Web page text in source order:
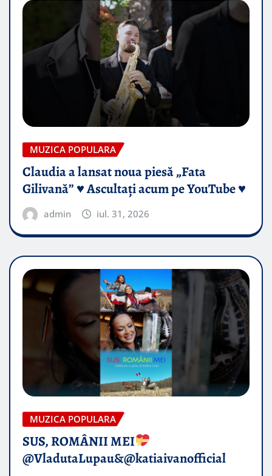
MUZICA POPULARA
Claudia a lansat noua piesă „Fata
Gilivană” ♥️ Ascultați acum pe YouTube ♥️
admin iul. 31, 2026
MUZICA POPULARA
SUS, ROMÂNII MEI
@VladutaLupau&@katiaivanofficial